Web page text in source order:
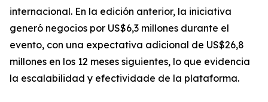
internacional. En la edición anterior, la iniciativa
generó negocios por US$6,3 millones durante el
evento, con una expectativa adicional de US$26,8
millones en los 12 meses siguientes, lo que evidencia
la escalabilidad y efectividade de la plataforma.